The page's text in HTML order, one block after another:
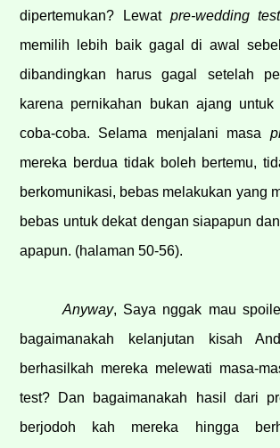
dipertemukan? Lewat pre-wedding
memilih lebih baik gagal di awal
dibandingkan harus gagal setelah
karena pernikahan bukan ajang untuk
coba-coba. Selama menjalani masa
mereka berdua tidak boleh bertemu,
berkomunikasi, bebas melakukan yang
bebas untuk dekat dengan siapapun
apapun. (halaman 50-56).
Anyway, Saya nggak mau
bagaimanakah kelanjutan kisah
berhasilkah mereka melewati masa-
test? Dan bagaimanakah hasil dari
berjodoh kah mereka hingga